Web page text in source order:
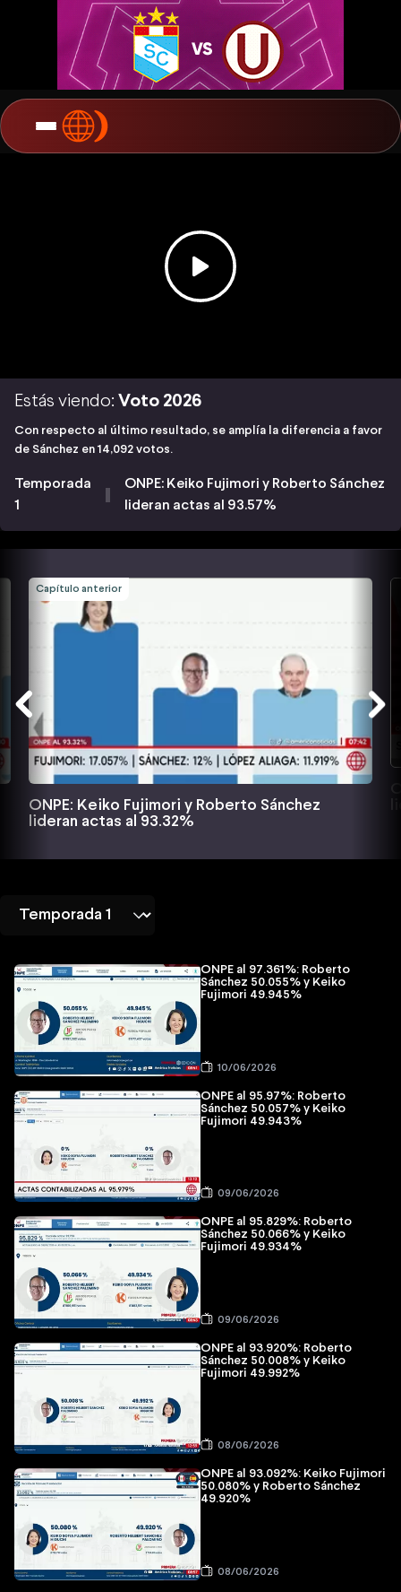
Estás viendo: Voto 2026
Con respecto al último resultado, se amplía la diferencia a favor
de Sánchez en 14,092 votos.
Temporada
1
ONPE: Keiko Fujimori y Roberto Sánchez
lideran actas al 93.57%
Capítulo anterior
ONPE: Keiko Fujimori y Roberto Sánchez
lideran actas al 93.32%
ONPE al 97.361%: Roberto
Sánchez 50.055% y Keiko
Fujimori 49.945%
10/06/2026
ONPE al 95.97%: Roberto
Sánchez 50.057% y Keiko
Fujimori 49.943%
09/06/2026
ONPE al 95.829%: Roberto
Sánchez 50.066% y Keiko
Fujimori 49.934%
09/06/2026
ONPE al 93.920%: Roberto
Sánchez 50.008% y Keiko
Fujimori 49.992%
08/06/2026
ONPE al 93.092%: Keiko Fujimori
50.080% y Roberto Sánchez
49.920%
08/06/2026